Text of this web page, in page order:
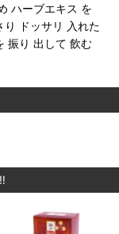
ハーブエキス を
り ドッサリ 入れた
振り 出して 飲む